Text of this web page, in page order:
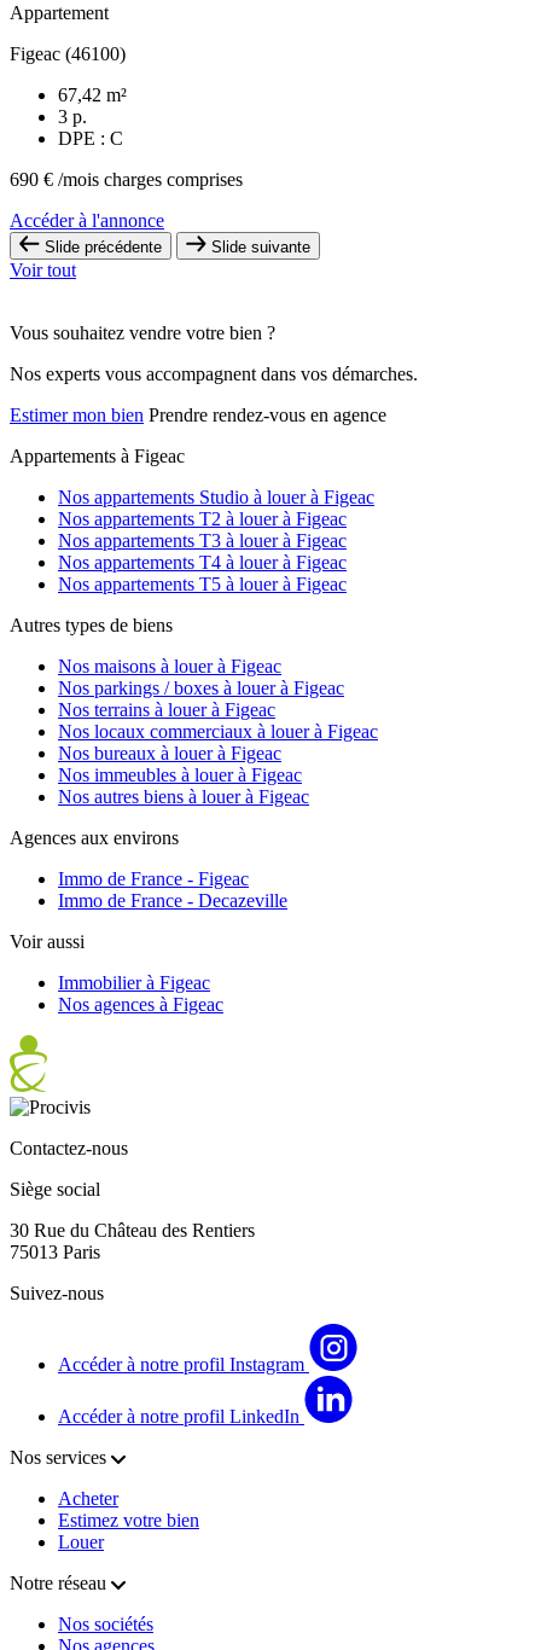
Appartement
Figeac (46100)
67,42 m²
3 p.
DPE : C
690 € /mois charges comprises
Accéder à l'annonce
Slide précédente Slide suivante
Voir tout
Vous souhaitez vendre votre bien ?
Nos experts vous accompagnent dans vos démarches.
Estimer mon bien Prendre rendez-vous en agence
Appartements à Figeac
Nos appartements Studio à louer à Figeac
Nos appartements T2 à louer à Figeac
Nos appartements T3 à louer à Figeac
Nos appartements T4 à louer à Figeac
Nos appartements T5 à louer à Figeac
Autres types de biens
Nos maisons à louer à Figeac
Nos parkings / boxes à louer à Figeac
Nos terrains à louer à Figeac
Nos locaux commerciaux à louer à Figeac
Nos bureaux à louer à Figeac
Nos immeubles à louer à Figeac
Nos autres biens à louer à Figeac
Agences aux environs
Immo de France - Figeac
Immo de France - Decazeville
Voir aussi
Immobilier à Figeac
Nos agences à Figeac
Contactez-nous
Siège social
30 Rue du Château des Rentiers
75013 Paris
Suivez-nous
Accéder à notre profil Instagram
Accéder à notre profil LinkedIn
Nos services
Acheter
Estimez votre bien
Louer
Notre réseau
Nos sociétés
Nos agences